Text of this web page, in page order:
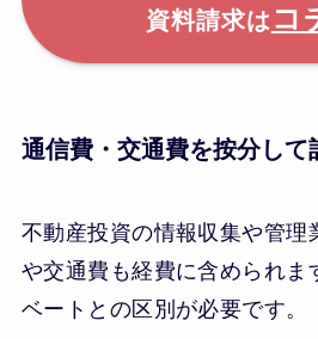
資料請求は コ
通信費・交通費を按分して
不動産投資の情報収集や管理
や交通費も経費に含められま
ベートとの区別が必要です。